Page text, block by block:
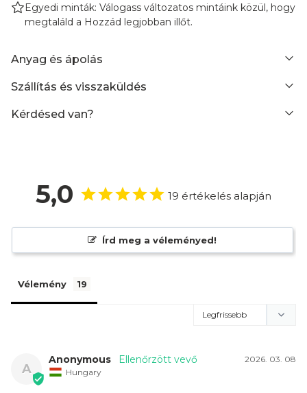
Egyedi minták: Válogass változatos mintáink közül, hogy
megtaláld a Hozzád legjobban illőt.
Anyag és ápolás
Szállítás és visszaküldés
Kérdésed van?
5,0 19 értékelés alapján
Írd meg a véleményed!
Vélemény
A
2026. 03. 08
Anonymous
Hungary